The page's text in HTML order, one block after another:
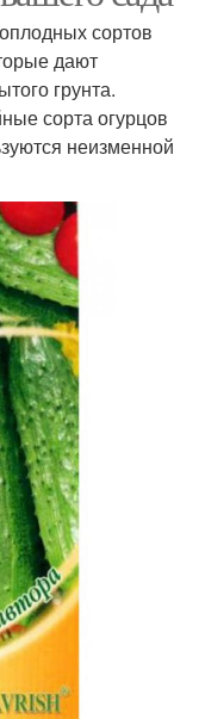
сортов
дают
грунта.
сорта огурцов
неизменной